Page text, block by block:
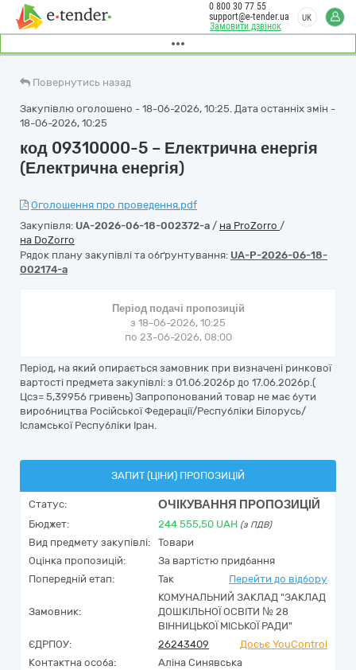
Замовити дзвінок
0 800 30 77 55
support@e-tender.ua
UK
Повернутись назад
Закупівлю оголошено - 18-06-2026, 10:25. Дата останніх змін -
18-06-2026, 10:25
код 09310000-5 – Електрична енергія
(Електрична енергія)
Оголошення про проведення.pdf
Закупівля: UA-2026-06-18-002372-a / на ProZorro /
на DoZorro
Рядок плану закупівлі та обґрунтування: UA-P-2026-06-18-
002174-a
Період подачі пропозицій
з 18-06-2026, 10:25
по 23-06-2026, 08:00
Період, на який опирається замовник при визначені ринкової
вартості предмета закупівлі: з 01.06.2026р до 17.06.2026р.(
Цсз= 5,39956 гривень) Запропонований товар не має бути
виробництва Російської Федерації/Республіки Білорусь/
Ісламської Республіки Іран.
ЗАПИТ (ЦІНИ) ПРОПОЗИЦІЙ
Статус: ОЧІКУВАННЯ ПРОПОЗИЦІЙ
Бюджет: 244 555,50 UAH (з ПДВ)
Вид предмету закупівлі:
Товари
Оцінка пропозицій:
За вартістю придбання
Попередній етап:
Так Перейти до відбору
Замовник:
КОМУНАЛЬНИЙ ЗАКЛАД "ЗАКЛАД
ДОШКІЛЬНОЇ ОСВІТИ № 28
ВІННИЦЬКОЇ МІСЬКОЇ РАДИ"
ЄДРПОУ:
26243409
Досьє YouControl
Контактна особа:
Аліна Синявська